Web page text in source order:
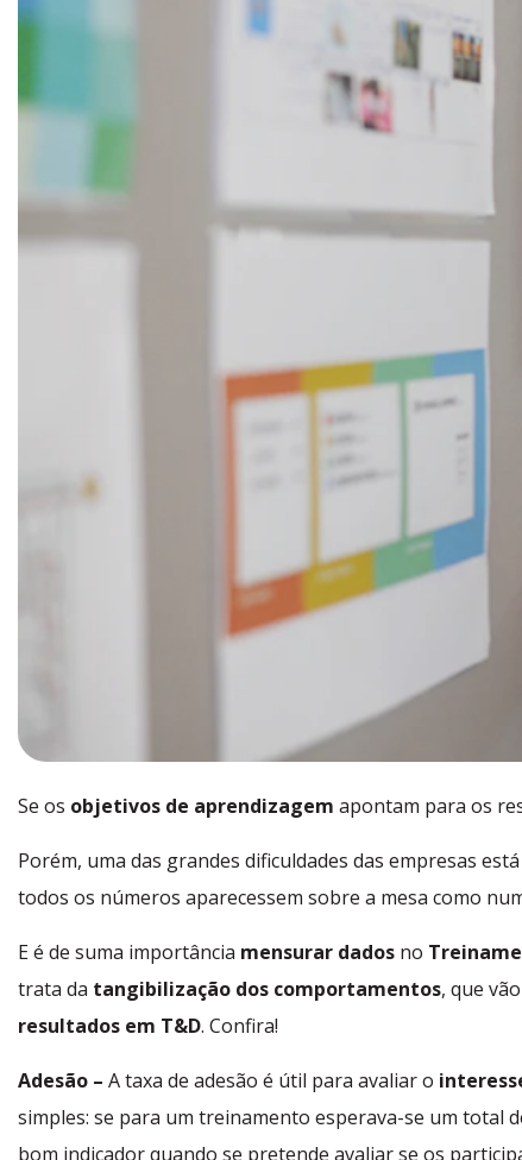
Se os objetivos de aprendizagem apontam para os
Porém, uma das grandes dificuldades das empresas
todos os números aparecessem sobre a mesa como
E é de suma importância mensurar dados no
trata da tangibilização dos comportamentos, que
resultados em T&D. Confira!
Adesão – A taxa de adesão é útil para avaliar o
simples: se para um treinamento esperava-se um total
bom indicador quando se pretende avaliar se os